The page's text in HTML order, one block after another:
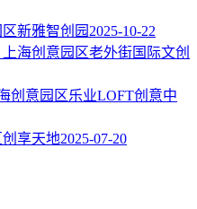
新雅智创园 2025-10-22
老外街国际文创
乐业LOFT创意中
创享天地2025-07-20